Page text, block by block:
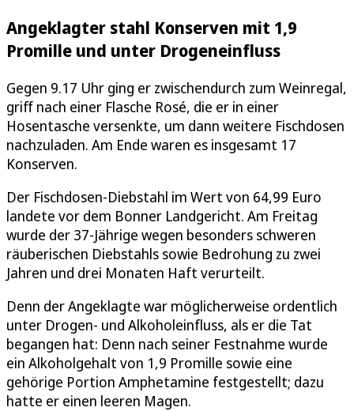
Angeklagter stahl Konserven mit 1,9
Promille und unter Drogeneinfluss
Gegen 9.17 Uhr ging er zwischendurch zum Weinregal,
griff nach einer Flasche Rosé, die er in einer
Hosentasche versenkte, um dann weitere Fischdosen
nachzuladen. Am Ende waren es insgesamt 17
Konserven.
Der Fischdosen-Diebstahl im Wert von 64,99 Euro
landete vor dem Bonner Landgericht. Am Freitag
wurde der 37-Jährige wegen besonders schweren
räuberischen Diebstahls sowie Bedrohung zu zwei
Jahren und drei Monaten Haft verurteilt.
Denn der Angeklagte war möglicherweise ordentlich
unter Drogen- und Alkoholeinfluss, als er die Tat
begangen hat: Denn nach seiner Festnahme wurde
ein Alkoholgehalt von 1,9 Promille sowie eine
gehörige Portion Amphetamine festgestellt; dazu
hatte er einen leeren Magen.